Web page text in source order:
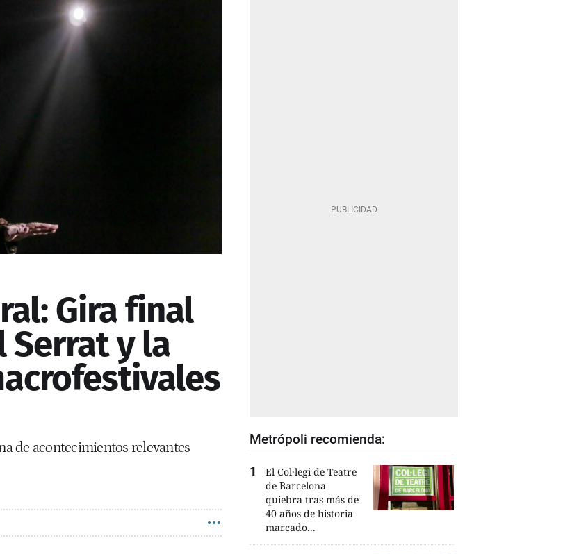
Gira final
Serrat y la
de acontecimientos relevantes
Metrópoli recomienda:
El Col·legi de Teatre
de Barcelona
quiebra tras más de
40 años de historia
marcado...